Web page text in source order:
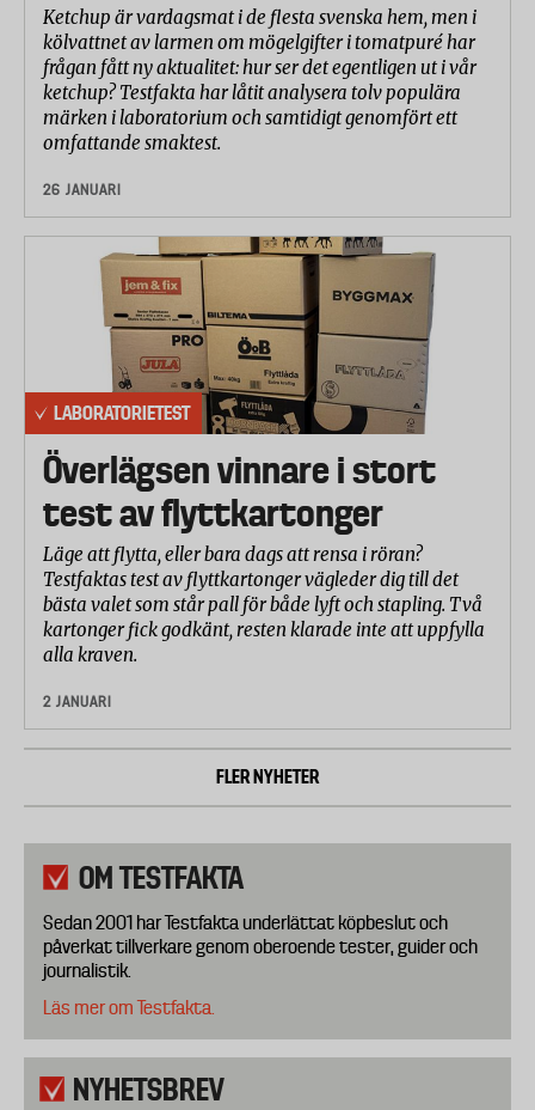
Ketchup är vardagsmat i de flesta svenska hem, men i
kölvattnet av larmen om mögelgifter i tomatpuré har
frågan fått ny aktualitet: hur ser det egentligen ut i vår
ketchup? Testfakta har låtit analysera tolv populära
märken i laboratorium och samtidigt genomfört ett
omfattande smaktest.
26 JANUARI
LABORATORIETEST
Överlägsen vinnare i stort
test av flyttkartonger
Läge att flytta, eller bara dags att rensa i röran?
Testfaktas test av flyttkartonger vägleder dig till det
bästa valet som står pall för både lyft och stapling. Två
kartonger fick godkänt, resten klarade inte att uppfylla
alla kraven.
2 JANUARI
FLER NYHETER
OM TESTFAKTA
Sedan 2001 har Testfakta underlättat köpbeslut och
påverkat tillverkare genom oberoende tester, guider och
journalistik.
Läs mer om Testfakta.
NYHETSBREV